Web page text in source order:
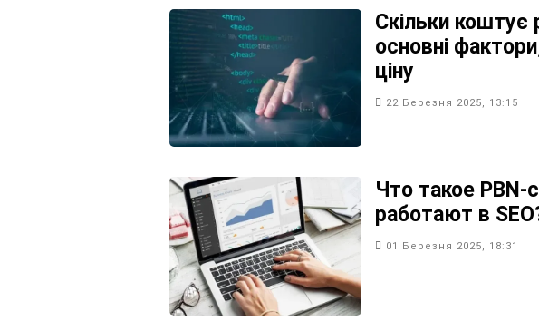
Скільки коштує
основні
ціну
22 Березня 2025, 13:15
Что такое PBN-
работают в
01 Березня 2025, 18:31